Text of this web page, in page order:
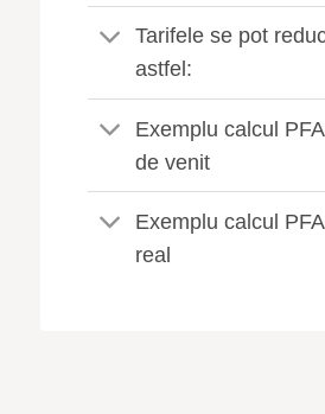
Tarifele se pot
astfel:
Exemplu calcul
de venit
Exemplu calcul
real